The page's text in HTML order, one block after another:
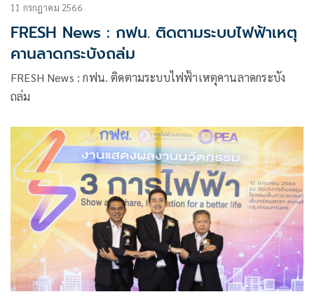
11 กรกฎาคม 2566
FRESH News : กฟน. ติดตามระบบไฟฟ้าเหตุ
คานลาดกระบังถล่ม
FRESH News : กฟน. ติดตามระบบไฟฟ้าเหตุคานลาดกระบัง
ถล่ม